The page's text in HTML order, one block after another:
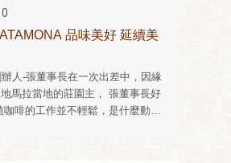
品味美好 延續美
人-張董事長在一次出差中，因緣
馬拉當地的莊園主， 張董事長好
咖啡的工作並不輕鬆，是什麼動力